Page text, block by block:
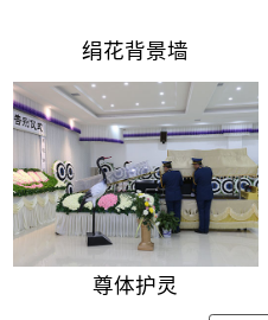
绢花背景墙
尊体护灵